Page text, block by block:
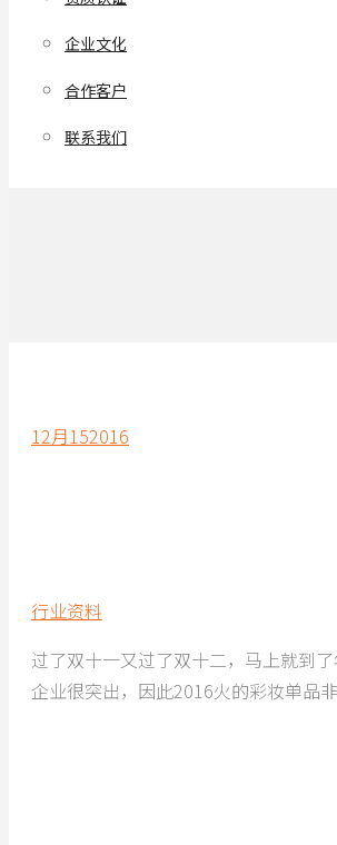
企业文化
合作客户
联系我们
12月152016
行业资料
过了双十一又过了双十二，马上就到
企业很突出，因此2016火的彩妆单品